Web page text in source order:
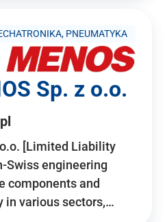
PNEUMATYKA
Sp. z o.o.
o.o. [Limited Liability
Swiss engineering
components and
in various sectors,…